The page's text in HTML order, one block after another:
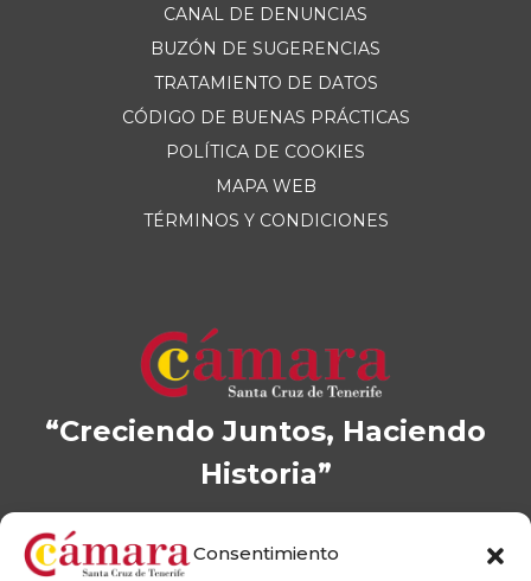
Consentimiento
CANAL DE DENUNCIAS
BUZÓN DE SUGERENCIAS
TRATAMIENTO DE DATOS
CÓDIGO DE BUENAS PRÁCTICAS
POLÍTICA DE COOKIES
MAPA WEB
TÉRMINOS Y CONDICIONES
“Creciendo Juntos, Haciendo
Historia”